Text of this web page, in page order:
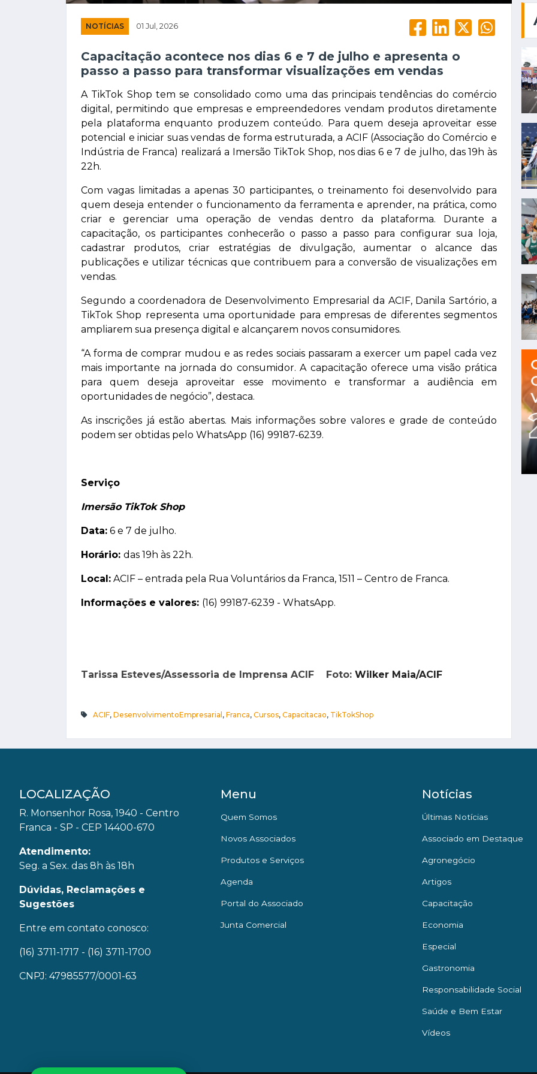
NOTÍCIAS 01 Jul, 2026
Capacitação acontece nos dias 6 e 7 de julho e apresenta o
passo a passo para transformar visualizações em vendas
A TikTok Shop tem se consolidado como uma das principais tendências do comércio
digital, permitindo que empresas e empreendedores vendam produtos diretamente
pela plataforma enquanto produzem conteúdo. Para quem deseja aproveitar esse
potencial e iniciar suas vendas de forma estruturada, a ACIF (Associação do Comércio e
Indústria de Franca) realizará a Imersão TikTok Shop, nos dias 6 e 7 de julho, das 19h às
22h.
Com vagas limitadas a apenas 30 participantes, o treinamento foi desenvolvido para
quem deseja entender o funcionamento da ferramenta e aprender, na prática, como
criar e gerenciar uma operação de vendas dentro da plataforma. Durante a
capacitação, os participantes conhecerão o passo a passo para configurar sua loja,
cadastrar produtos, criar estratégias de divulgação, aumentar o alcance das
publicações e utilizar técnicas que contribuem para a conversão de visualizações em
vendas.
Segundo a coordenadora de Desenvolvimento Empresarial da ACIF, Danila Sartório, a
TikTok Shop representa uma oportunidade para empresas de diferentes segmentos
ampliarem sua presença digital e alcançarem novos consumidores.
“A forma de comprar mudou e as redes sociais passaram a exercer um papel cada vez
mais importante na jornada do consumidor. A capacitação oferece uma visão prática
para quem deseja aproveitar esse movimento e transformar a audiência em
oportunidades de negócio”, destaca.
As inscrições já estão abertas. Mais informações sobre valores e grade de conteúdo
podem ser obtidas pelo WhatsApp (16) 99187-6239.
Serviço
Imersão TikTok Shop
Data: 6 e 7 de julho.
Horário: das 19h às 22h.
Local: ACIF – entrada pela Rua Voluntários da Franca, 1511 – Centro de Franca.
Informações e valores: (16) 99187-6239 - WhatsApp.
Tarissa Esteves/Assessoria de Imprensa ACIF Foto: Wilker Maia/ACIF
ACIF,DesenvolvimentoEmpresarial ,Franca,Cursos,Capacitacao, TikTokShop
LOCALIZAÇÃO
R. Monsenhor Rosa, 1940 - Centro
Franca - SP - CEP 14400-670
Atendimento:
Seg. a Sex. das 8h às 18h
Dúvidas, Reclamações e
Sugestões
Entre em contato conosco:
(16) 3711-1717 - (16) 3711-1700
CNPJ: 47985577/0001-63
Menu
Quem Somos
Novos Associados
Produtos e Serviços
Agenda
Portal do Associado
Junta Comercial
Notícias
Últimas Notícias
Associado em Destaque
Agronegócio
Artigos
Capacitação
Economia
Especial
Gastronomia
Responsabilidade Social
Saúde e Bem Estar
Vídeos